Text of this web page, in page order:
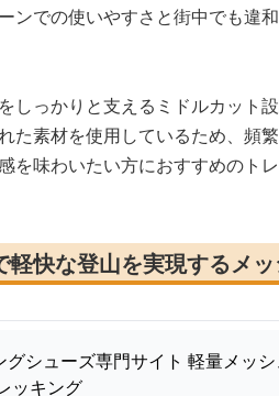
ンでの使いやすさと街中でも違
しっかりと支えるミドルカット
た素材を使用しているため、頻
を味わいたい方におすすめのト
軽快な登山を実現するメ